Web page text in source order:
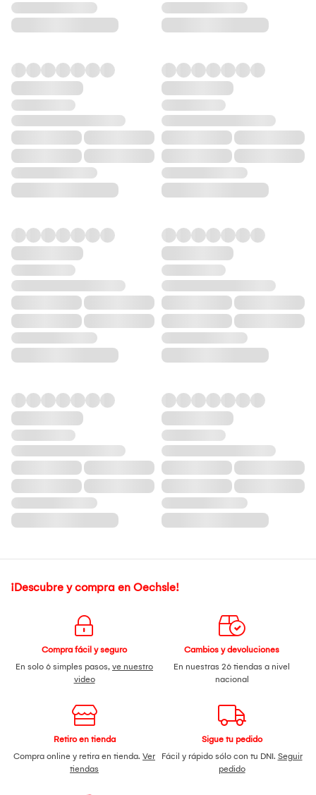
¡Descubre y compra en Oechsle!
Compra fácil y seguro
En solo 6 simples pasos, ve nuestro
video
Cambios y devoluciones
En nuestras 26 tiendas a nivel
nacional
Retiro en tienda
Compra online y retira en tienda. Ver
tiendas
Sigue tu pedido
Fácil y rápido sólo con tu DNI. Seguir
pedido